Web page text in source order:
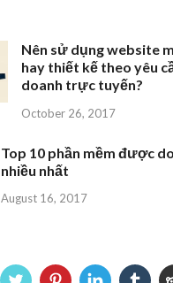
Nên sử dụng website
hay thiết kế theo yêu
doanh trực tuyến?
October 26, 2017
Top 10 phần mềm được
nhiều nhất
August 16, 2017